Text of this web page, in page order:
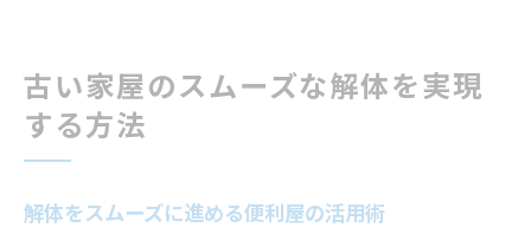
古い家屋のスムーズな解体を実現
する方法
解体をスムーズに進める便利屋の活用術